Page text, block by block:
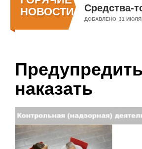
НОВОСТИ
Средства-
ДОБАВЛЕНО 31
наказать